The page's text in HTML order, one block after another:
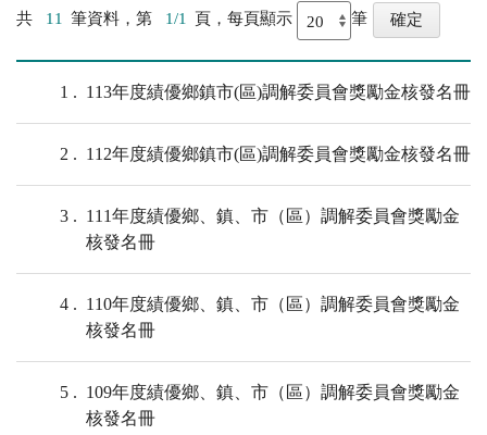
共 11 筆資料，第 1/1 頁，每頁顯示 筆
1 113年度績優鄉鎮市(區)調解委員會獎勵金核發名冊
2 112年度績優鄉鎮市(區)調解委員會獎勵金核發名冊
3
111年度績優鄉、鎮、市（區）調解委員會獎勵金
核發名冊
4
110年度績優鄉、鎮、市（區）調解委員會獎勵金
核發名冊
5
109年度績優鄉、鎮、市（區）調解委員會獎勵金
核發名冊